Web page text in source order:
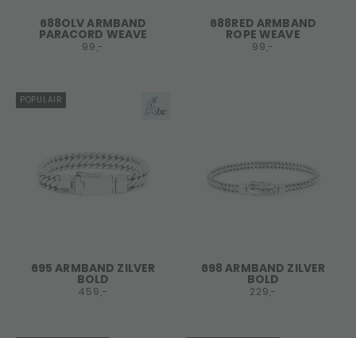
688OLV ARMBAND
PARACORD WEAVE
99,-
688RED ARMBAND
ROPE WEAVE
99,-
POPULAIR
695 ARMBAND ZILVER
BOLD
459,-
698 ARMBAND ZILVER
BOLD
229,-